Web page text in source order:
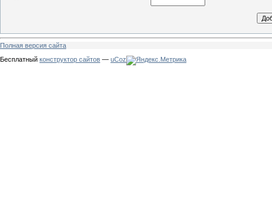
Полная версия сайта
Бесплатный конструктор сайтов — uCoz